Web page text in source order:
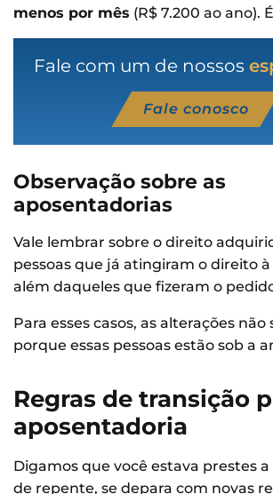
menos por mês (R$ 7.200 ao ano).
Fale com um de nossos
Fale conosco
Observação sobre as
aposentadorias
Vale lembrar sobre o direito
pessoas que já atingiram o direito
além daqueles que fizeram o pedido
Para esses casos, as alterações não
porque essas pessoas estão sob a
Regras de transição
aposentadoria
Digamos que você estava prestes
de repente, se depara com novas